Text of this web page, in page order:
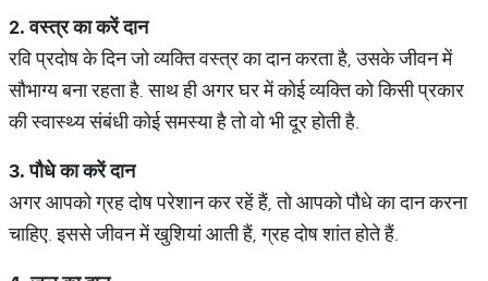
2.वस्त्रकाकरेंदान
रवि प्रदोष के दिन जो व्यक्ति वस्त्र का दान करता है, उसके जीवन में
सौभाग्य बना रहता है. साथ ही अगर घर में कोई व्यक्ति को किसी प्रकार
की स्वास्थ्य संबंधी कोई समस्या है तो वो भी दूर होती है.
3.पौधेकाकरेंदान
अगर आपको ग्रह दोष परेशान कर रहें हैं, तो आपको पौधे का दान करना
चाहिए. इससे जीवन में खुशियां आती हैं, ग्रह दोष शांत होते हैं.